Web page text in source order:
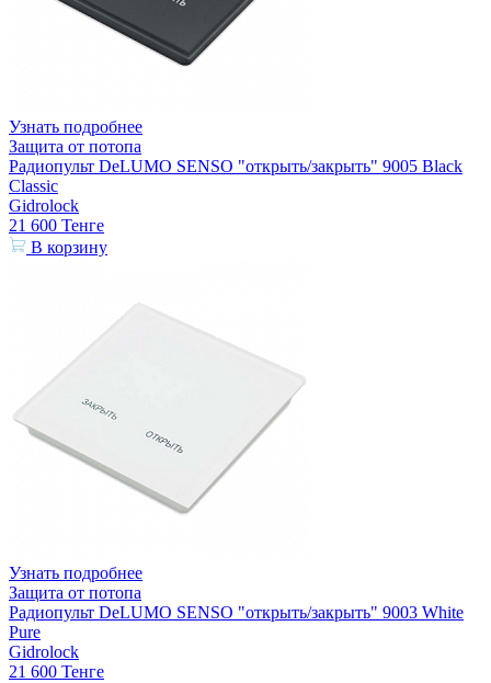
Узнать подробнее
Защита от потопа
Радиопульт DeLUMO SENSO "открыть/закрыть" 9005 Black
Classic
Gidrolock
21 600 Тенге
В корзину
Узнать подробнее
Защита от потопа
Радиопульт DeLUMO SENSO "открыть/закрыть" 9003 White
Pure
Gidrolock
21 600 Тенге